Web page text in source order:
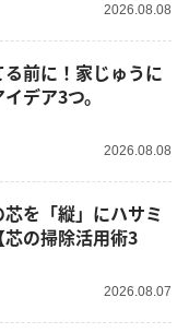
2026.08.08
前に！家じゅうに
デア3つ。
2026.08.08
を「縦」にハサミ
の掃除活用術3
2026.08.07